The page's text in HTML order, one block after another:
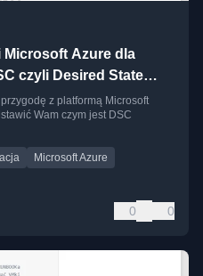
Azure dla
czyli Desired State
z platformą Microsoft
Wam czym jest DSC
Microsoft Azure
0 0